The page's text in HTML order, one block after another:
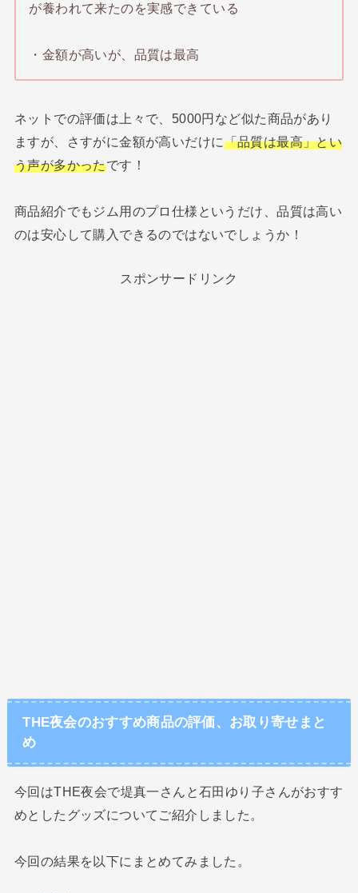
が養われて来たのを実感できている
・金額が高いが、品質は最高
ネットでの評価は上々で、5000円など似た商品があり
ますが、さすがに金額が高いだけに「品質は最高」とい
う声が多かったです！
商品紹介でもジム用のプロ仕様というだけ、品質は高い
のは安心して購入できるのではないでしょうか！
スポンサードリンク
THE夜会のおすすめ商品の評価、お取り寄せまと
め
今回はTHE夜会で堤真一さんと石田ゆり子さんがおすす
めとしたグッズについてご紹介しました。
今回の結果を以下にまとめてみました。